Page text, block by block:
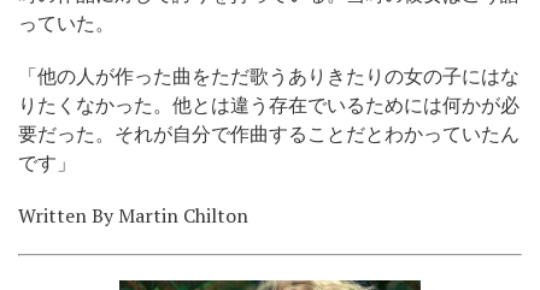
っていた。
「他の人が作った曲をただ歌うありきたりの女の子にはな
りたくなかった。他とは違う存在でいるためには何かが必
要だった。それが自分で作曲することだとわかっていたん
です」
Written By Martin Chilton